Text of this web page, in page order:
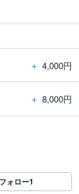
＋ 4,000円
＋ 8,000円
フォロー1